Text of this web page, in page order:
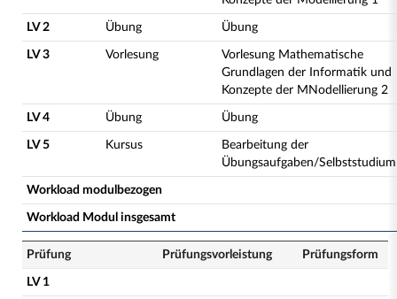
LV 2 Übung Übung
LV 3 Vorlesung
Vorlesung Mathematische
Grundlagen der Informatik und
Konzepte der MNodellierung 2
LV 4 Übung Übung
LV 5 Kursus
Bearbeitung der
Übungsaufgaben/Selbststudium
Workload modulbezogen
Workload Modul insgesamt
Prüfung Prüfungsvorleistung Prüfungsform
LV 1